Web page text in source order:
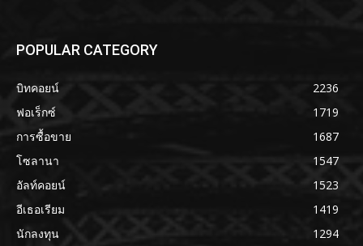
POPULAR CATEGORY
บิทคอยน์
2236
ฟอเร็กซ์
1719
การซื้อขาย
1687
โซลานา
1547
อัลท์คอยน์
1523
อีเธอเรียม
1419
นักลงทุน
1294